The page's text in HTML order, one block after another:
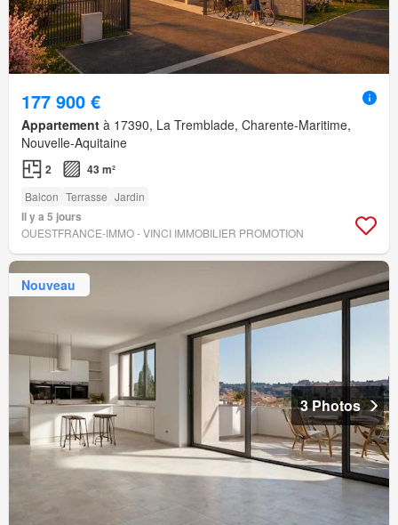
177 900 €
Appartement à 17390, La Tremblade, Charente-Maritime,
Nouvelle-Aquitaine
2 43 m²
Balcon Terrasse Jardin
Il y a 5 jours
OUESTFRANCE-IMMO - VINCI IMMOBILIER PROMOTION
Nouveau
3 Photos